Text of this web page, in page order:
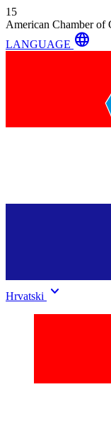
15
American Chamber of
LANGUAGE language
Hrvatski keyboard_arrow_down